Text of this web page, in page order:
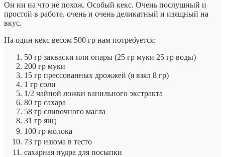
Он ни на что не похож. Особый кекс. Очень послушный и
простой в работе, очень и очень деликатный и изящный на
вкус.
На один кекс весом 500 гр нам потребуется:
50 гр закваски или опары (25 гр муки 25 гр воды)
200 гр муки
15 гр прессованных дрожжей (я взял 8 гр)
1 гр соли
1/2 чайной ложки ванильного экстракта
80 гр сахара
58 гр сливочного масла
31 гр яиц
100 гр молока
73 гр изюма в тесто
сахарная пудра для посыпки